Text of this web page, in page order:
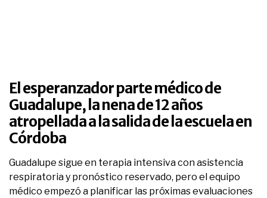
El esperanzador parte médico de
Guadalupe, la nena de 12 años
atropellada a la salida de la escuela en
Córdoba
Guadalupe sigue en terapia intensiva con asistencia
respiratoria y pronóstico reservado, pero el equipo
médico empezó a planificar las próximas evaluaciones